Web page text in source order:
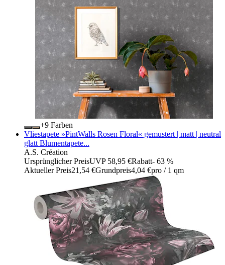
+
Farben
Vliestapete »PintWalls Rosen Floral« gemustert | matt | neutral
glatt Blumentapete...
A.S. Création
Ursprünglicher PreisUVP 58,95 €Rabatt- 63 %
Aktueller Preis21,54 €Grundpreis4,04 €pro / 1 qm